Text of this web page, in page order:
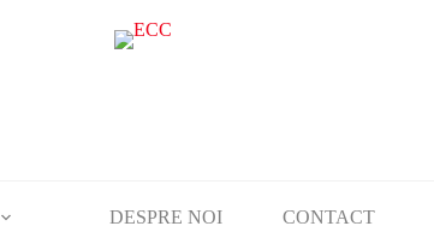
DESPRE NOI CONTACT